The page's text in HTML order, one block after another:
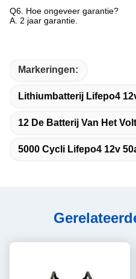
Q6. Hoe ongeveer garantie?
A. 2 jaar garantie.
Markeringen:
Lithiumbatterij Lifepo4
12 De Batterij Van Het
5000 Cycli Lifepo4 12v